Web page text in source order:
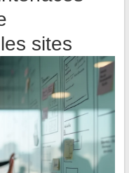
sites